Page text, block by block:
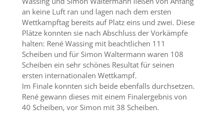
an keine Luft ran und lagen nach dem ersten
Wettkampftag bereits auf Platz eins und zwei. Diese
Plätze konnten sie nach Abschluss der Vorkämpfe
halten: René Wassing mit beachtlichen 111
Scheiben und für Simon Waltermann waren 108
Scheiben ein sehr schönes Resultat für seinen
ersten internationalen Wettkampf.
Im Finale konnten sich beide ebenfalls durchsetzen.
René gewann dieses mit einem Finalergebnis von
40 Scheiben, vor Simon mit 38 Scheiben.